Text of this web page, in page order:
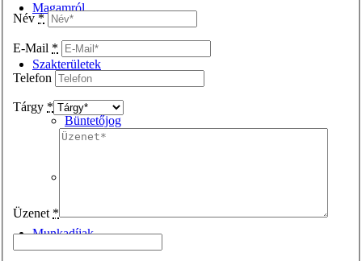
Magamról
Szakterületek
Büntetőjog
Munkadíjak
Név*
E-Mail *
Telefon
Tárgy *
Üzenet *